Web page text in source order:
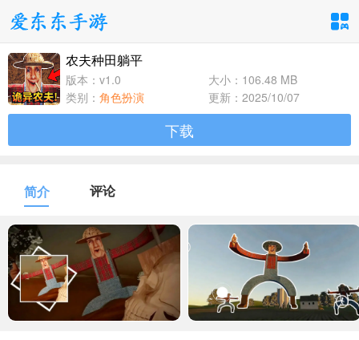
手游分类
卡牌回合
1百+款手游
1百+款手游
体育竞速
1百+款手游
冒险解谜
1百+款手游
模拟经营
1百+款手游
音乐舞蹈
1百+款手游
儿童教育
1百+款手游
农夫种田躺平
版本：v1.0
大小：106.48 MB
类别： 角色扮演 更新：2025/10/07
下载
简介 评论